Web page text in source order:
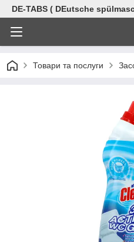
DE-TABS ( DEutsche
Товари та послуги